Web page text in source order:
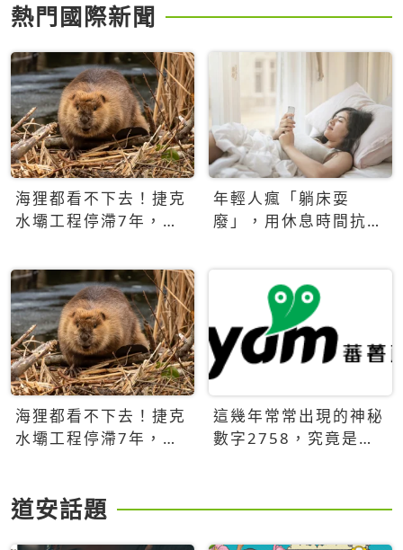
熱門國際新聞
海狸都看不下去！捷克
水壩工程停滯7年，海
年輕人瘋「躺床耍
廢」，用休息時間抗拒
海狸都看不下去！捷克
水壩工程停滯7年，海
這幾年常常出現的神秘
數字2758，究竟是什
道安話題